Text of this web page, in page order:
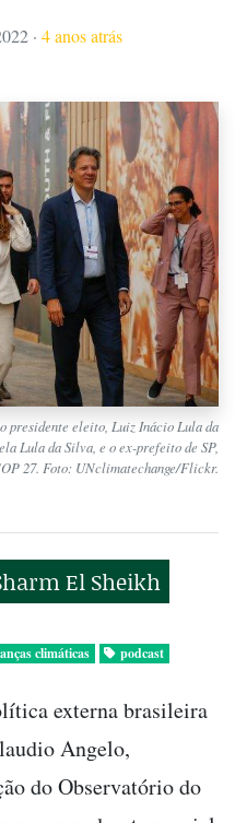
· 4 anos atrás
presidente eleito, Luiz Inácio Lula da
Lula da Silva, e o ex-prefeito de SP,
27. Foto: UNclimatechange/Flickr.
El Sheikh
climáticas podcast
externa brasileira
Angelo,
do Observatório do